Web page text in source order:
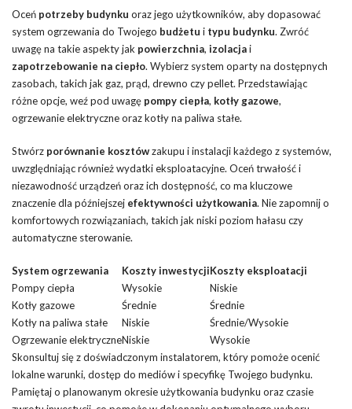
Oceń potrzeby budynku oraz jego użytkowników, aby dopasować
system ogrzewania do Twojego budżetu i typu budynku. Zwróć
uwagę na takie aspekty jak powierzchnia, izolacjai
zapotrzebowanie na ciepło. Wybierz system oparty na dostępnych
zasobach, takich jak gaz, prąd, drewno czy pellet. Przedstawiając
różne opcje, weź pod uwagę pompy ciepła, kotły gazowe,
ogrzewanie elektryczne oraz kotły na paliwa stałe.
Stwórz porównanie kosztówzakupu i instalacji każdego z systemów,
uwzględniając również wydatki eksploatacyjne. Oceń trwałość i
niezawodność urządzeń oraz ich dostępność, co ma kluczowe
znaczenie dla późniejszej efektywności użytkowania. Nie zapomnij o
komfortowych rozwiązaniach, takich jak niski poziom hałasu czy
automatyczne sterowanie.
System ogrzewania Koszty inwestycjiKoszty eksploatacji
Pompy ciepła
Wysokie
Niskie
Kotły gazowe
Średnie
Średnie
Kotły na paliwa stałe
Niskie
Średnie/Wysokie
Ogrzewanie elektryczneNiskie
Wysokie
Skonsultuj się z doświadczonym instalatorem, który pomoże ocenić
lokalne warunki, dostęp do mediów i specyfikę Twojego budynku.
Pamiętaj o planowanym okresie użytkowania budynku oraz czasie